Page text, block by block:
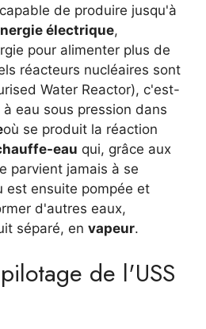
de produire jusqu'à
électrique,
pour alimenter plus de
réacteurs nucléaires sont
Water Reactor), c'est-
eau sous pression dans
où se produit la réaction
eau qui, grâce aux
parvient jamais à se
est ensuite pompée et
d'autres eaux,
séparé, en vapeur.
de l'USS